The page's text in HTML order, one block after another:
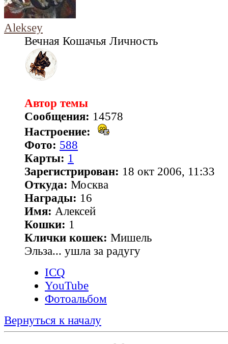
Aleksey
Вечная Кошачья Личность
Автор темы
Сообщения: 14578
Настроение:
Фото: 588
Карты: 1
Зарегистрирован: 18 окт 2006, 11:33
Откуда: Москва
Награды: 16
Имя: Алексей
Кошки: 1
Клички кошек: Мишель
Эльза... ушла за радугу
ICQ
YouTube
Фотоальбом
Вернуться к началу